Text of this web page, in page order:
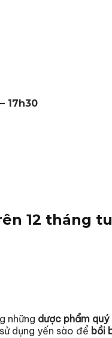
17h30
12 tháng
những dược phẩm quý
dụng yến sào để bồi